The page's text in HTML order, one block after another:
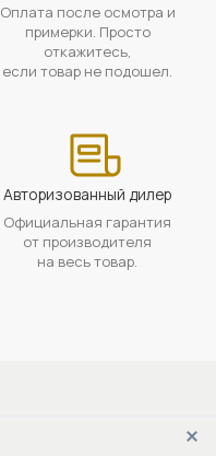
Оплата после осмотра и
примерки. Просто
откажитесь,
если товар не подошел.
Авторизованный дилер
Официальная гарантия
от производителя
на весь товар.